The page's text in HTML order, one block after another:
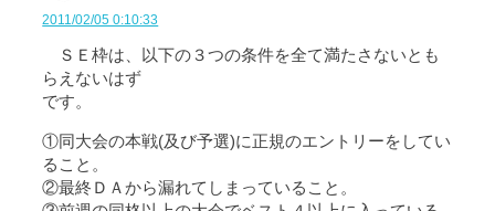
2011/02/05 0:10:33
ＳＥ枠は、以下の３つの条件を全て満たさないとも
らえないはず
です。
①同大会の本戦(及び予選)に正規のエントリーをしてい
ること。
②最終ＤＡから漏れてしまっていること。